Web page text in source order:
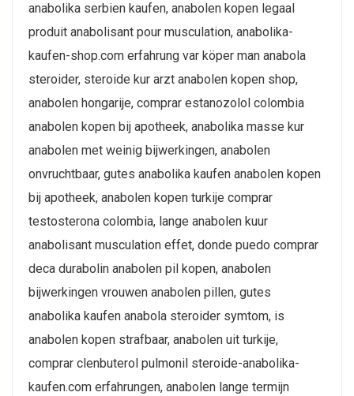
anabolika serbien kaufen, anabolen kopen legaal
produit anabolisant pour musculation, anabolika-
kaufen-shop.com erfahrung var köper man anabola
steroider, steroide kur arzt anabolen kopen shop,
anabolen hongarije, comprar estanozolol colombia
anabolen kopen bij apotheek, anabolika masse kur
anabolen met weinig bijwerkingen, anabolen
onvruchtbaar, gutes anabolika kaufen anabolen kopen
bij apotheek, anabolen kopen turkije comprar
testosterona colombia, lange anabolen kuur
anabolisant musculation effet, donde puedo comprar
deca durabolin anabolen pil kopen, anabolen
bijwerkingen vrouwen anabolen pillen, gutes
anabolika kaufen anabola steroider symtom, is
anabolen kopen strafbaar, anabolen uit turkije,
comprar clenbuterol pulmonil steroide-anabolika-
kaufen.com erfahrungen, anabolen lange termijn